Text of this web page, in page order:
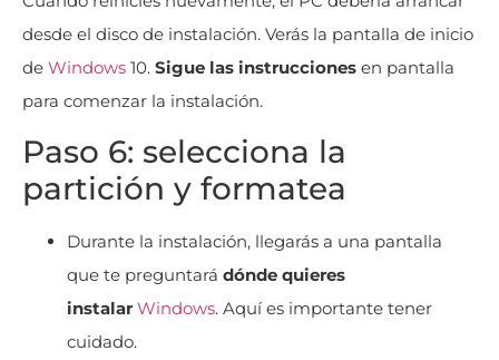
desde el disco de instalación. Verás la pantalla de inicio
de Windows 10. Sigue las instrucciones en pantalla
para comenzar la instalación.
Paso 6: selecciona la
partición y formatea
Durante la instalación, llegarás a una pantalla
que te preguntará dónde quieres
instalar Windows. Aquí es importante tener
cuidado.